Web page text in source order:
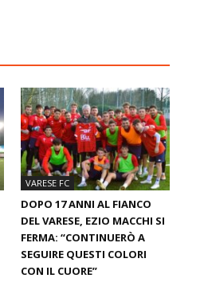
VARESE FC
DOPO 17 ANNI AL FIANCO
DEL VARESE, EZIO MACCHI SI
FERMA: “CONTINUERÒ A
SEGUIRE QUESTI COLORI
CON IL CUORE”